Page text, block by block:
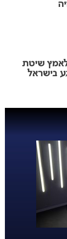
2027 עשוי לאמץ שיטת
בישראל